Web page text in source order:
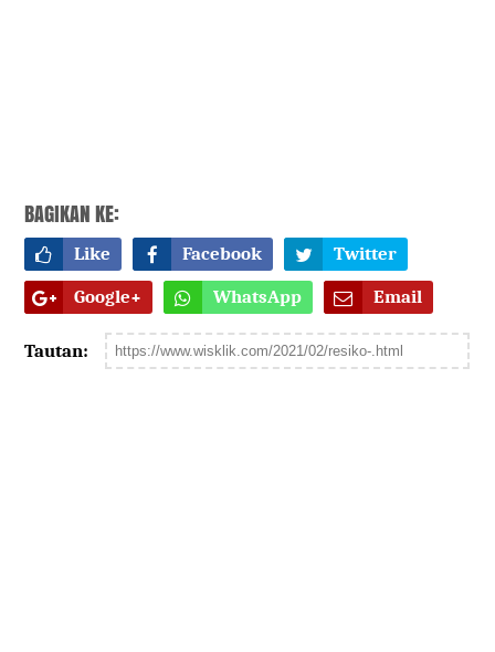
BAGIKAN KE:
Like Facebook Twitter
Google+ WhatsApp Email
Tautan: